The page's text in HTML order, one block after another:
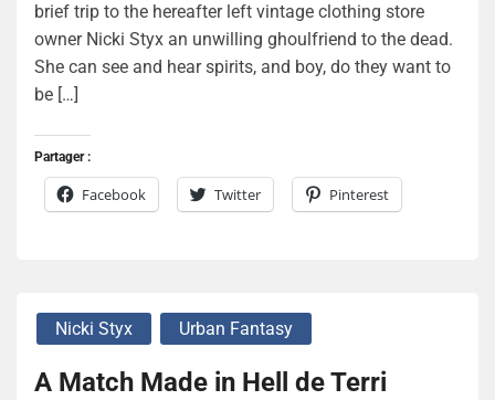
brief trip to the hereafter left vintage clothing store
owner Nicki Styx an unwilling ghoulfriend to the dead.
She can see and hear spirits, and boy, do they want to
be […]
Partager :
Facebook Twitter Pinterest
Nicki Styx Urban Fantasy
A Match Made in Hell de Terri